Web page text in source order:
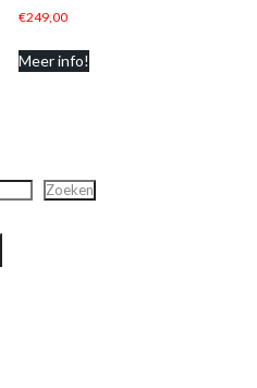
€249,00
Meer info!
Zoeken